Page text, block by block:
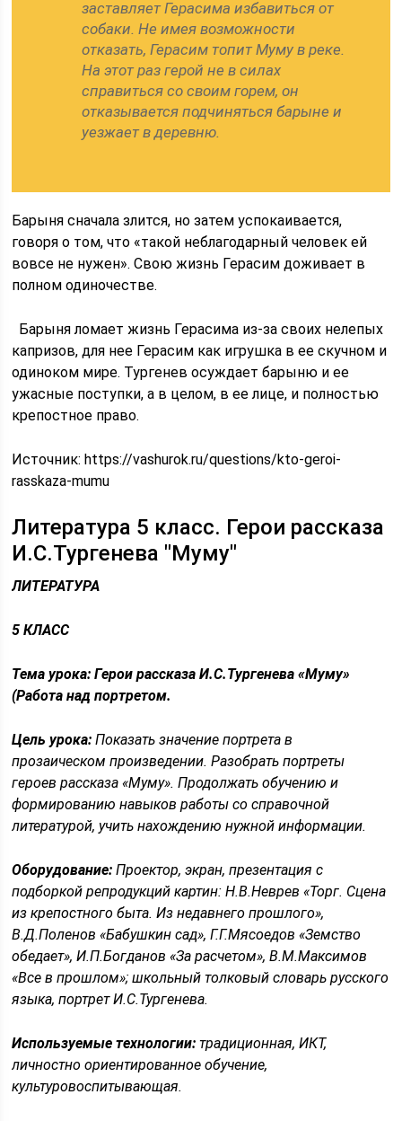
заставляет Герасима избавиться от
собаки. Не имея возможности
отказать, Герасим топит Муму в реке.
На этот раз герой не в силах
справиться со своим горем, он
отказывается подчиняться барыне и
уезжает в деревню.
Барыня сначала злится, но затем успокаивается,
говоря о том, что «такой неблагодарный человек ей
вовсе не нужен». Свою жизнь Герасим доживает в
полном одиночестве.
Барыня ломает жизнь Герасима из-за своих нелепых
капризов, для нее Герасим как игрушка в ее скучном и
одиноком мире. Тургенев осуждает барыню и ее
ужасные поступки, а в целом, в ее лице, и полностью
крепостное право.
Источник:https://vashurok.ru/questions/kto-geroi-
rasskaza-mumu
Литература 5 класс. Герои рассказа
И.С.Тургенева "Муму"
ЛИТЕРАТУРА
5 КЛАСС
Тема урока: Герои рассказа И.С.Тургенева «Муму»
(Работа над портретом.
Цель урока: Показать значение портрета в
прозаическом произведении. Разобрать портреты
героев рассказа «Муму». Продолжать обучению и
формированию навыков работы со справочной
литературой, учить нахождению нужной информации.
Оборудование:Проектор, экран, презентация с
подборкой репродукций картин: Н.В.Неврев «Торг. Сцена
из крепостного быта. Из недавнего прошлого»,
В.Д.Поленов «Бабушкин сад», Г.Г.Мясоедов «Земство
обедает», И.П.Богданов «За расчетом», В.М.Максимов
«Все в прошлом»; школьный толковый словарь русского
языка, портрет И.С.Тургенева.
Используемые технологии: традиционная, ИКТ,
личностно ориентированное обучение,
культуровоспитывающая.